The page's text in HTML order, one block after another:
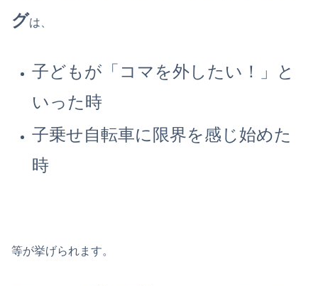
グは、
子どもが「コマを外したい！」と
いった時
子乗せ自転車に限界を感じ始めた
時
等が挙げられます。